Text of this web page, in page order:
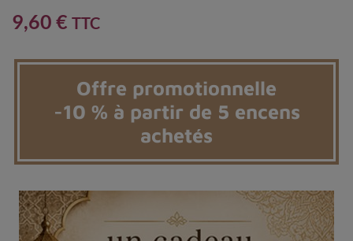
9,60 € TTC
Offre promotionnelle
-10 % à partir de 5 encens
achetés